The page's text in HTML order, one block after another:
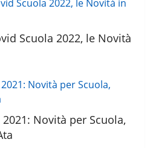
Scuola 2022, le Novità
Novità per Scuola,